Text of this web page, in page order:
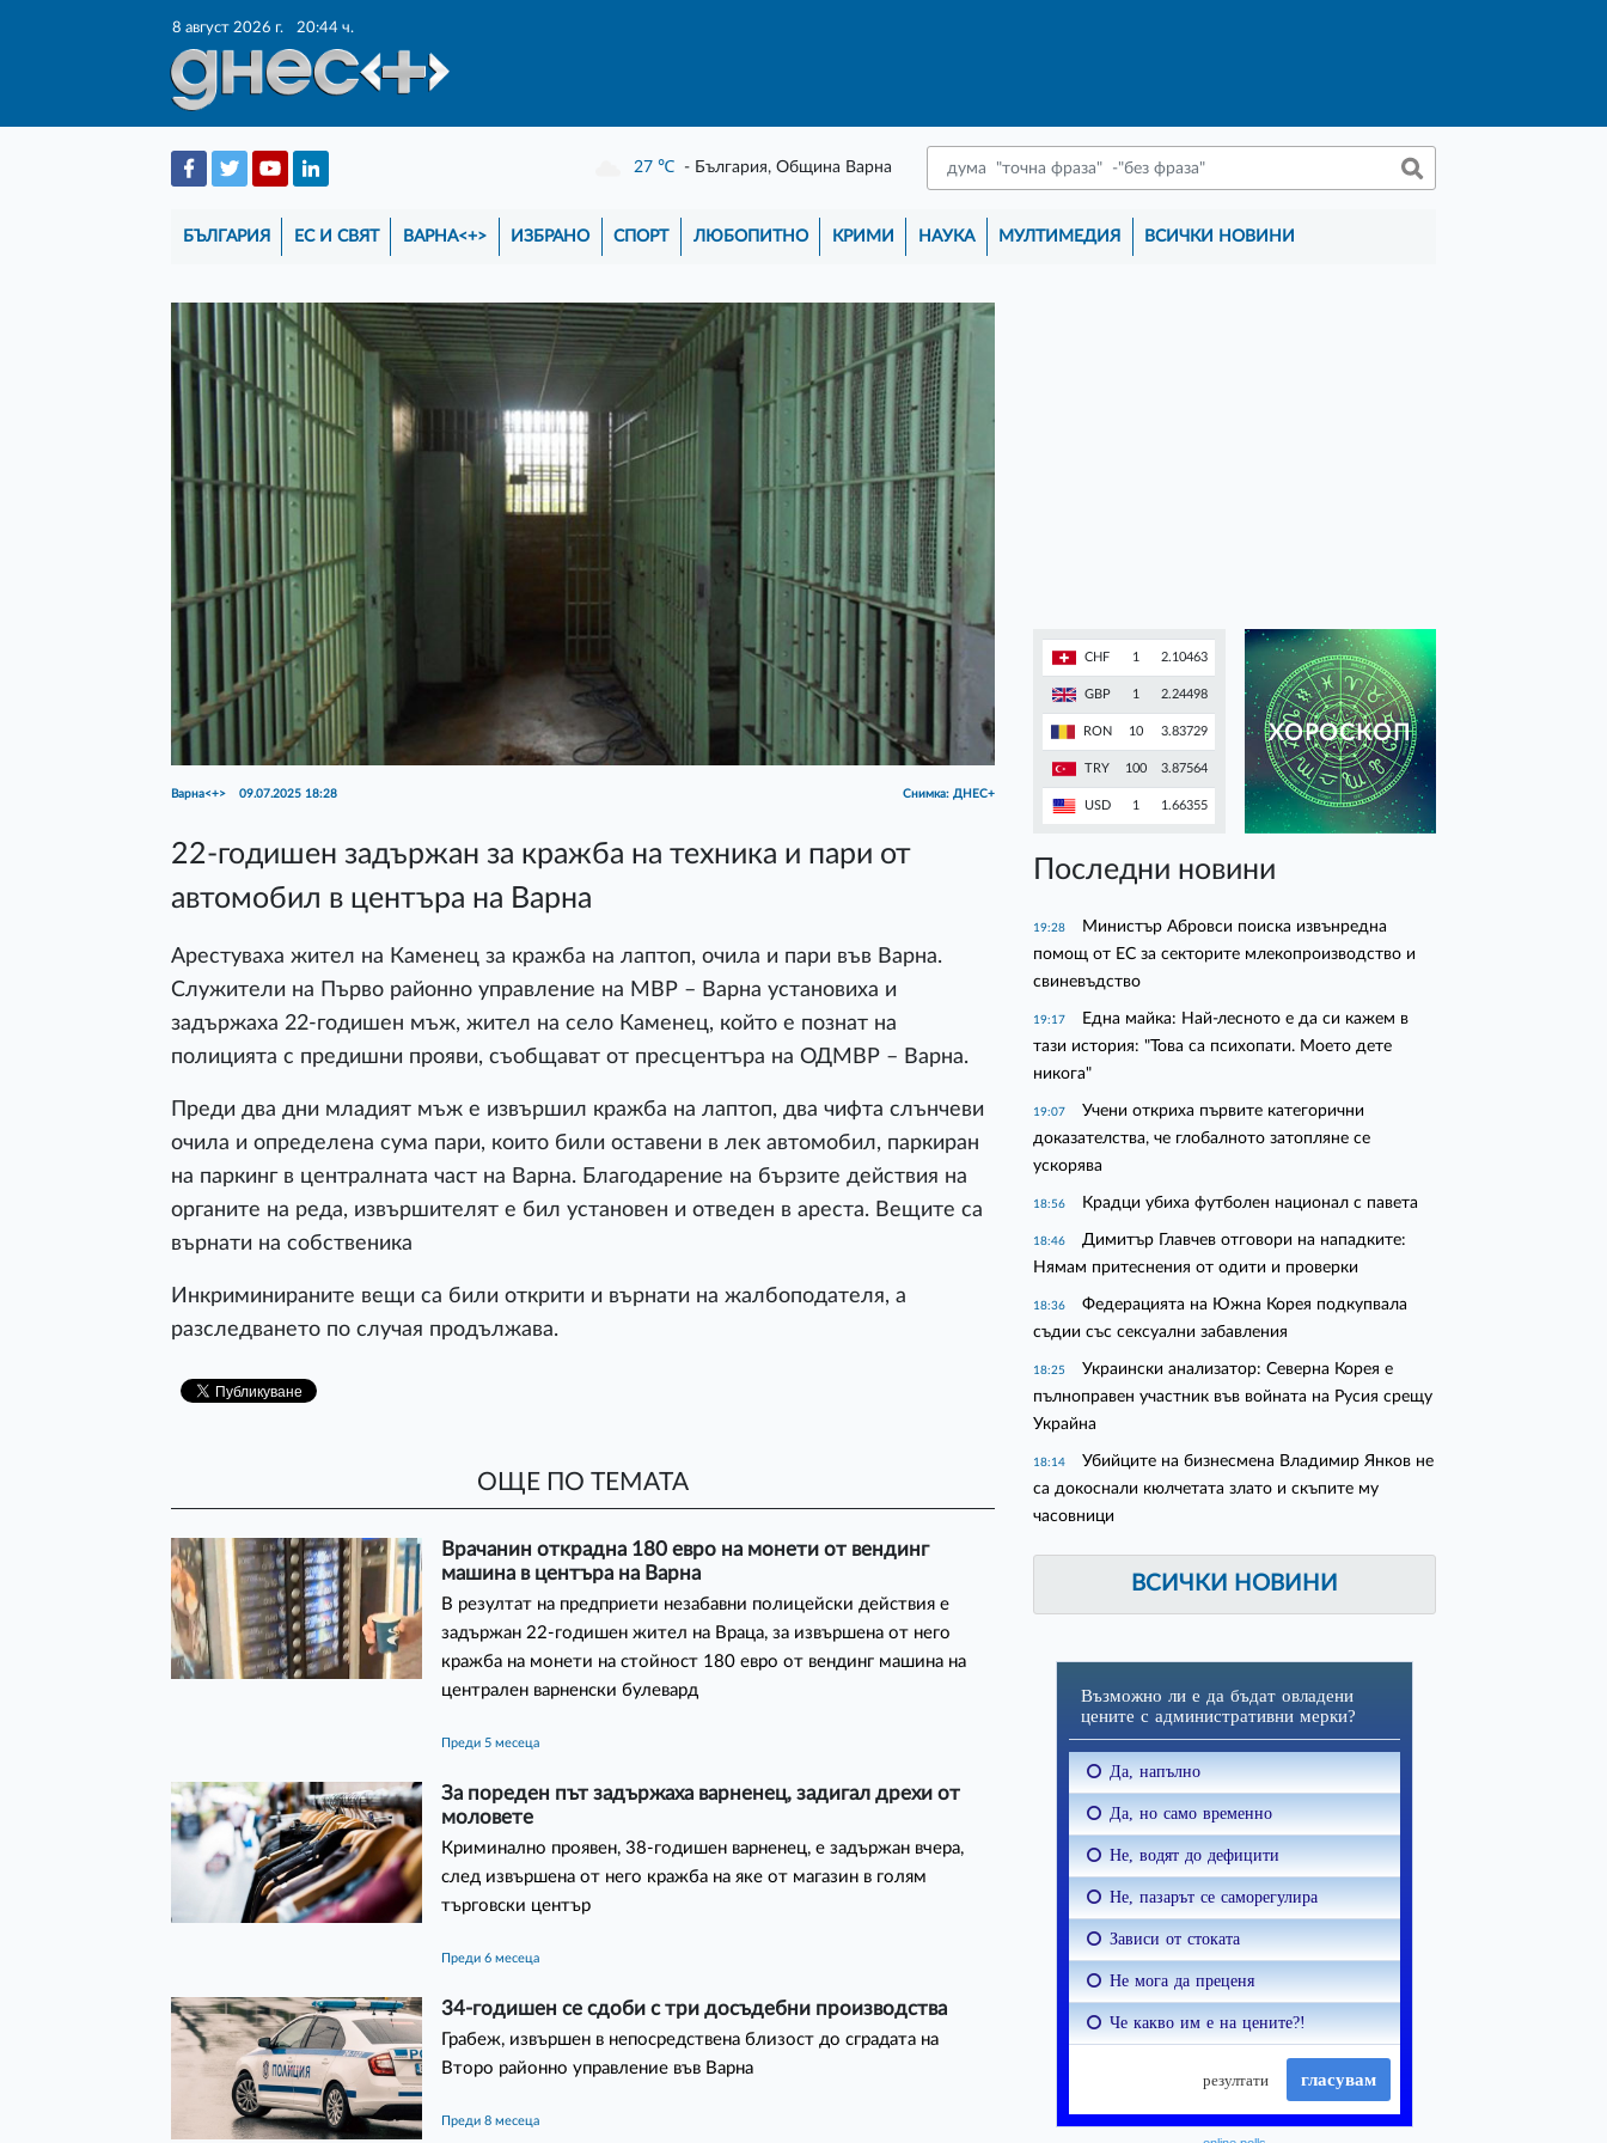
8 август 2026 г. 20:44 ч.
27 ℃ - България, Община Варна
БЪЛГАРИЯ ЕС И СВЯТ ВАРНА<+> ИЗБРАНО СПОРТ ЛЮБОПИТНО КРИМИ НАУКА МУЛТИМЕДИЯ ВСИЧКИ НОВИНИ
Варна<+> 09.07.2025 18:28 Снимка: ДНЕС+
22-годишен задържан за кражба на техника и пари от
автомобил в центъра на Варна
Арестуваха жител на Каменец за кражба на лаптоп, очила и пари във Варна.
Служители на Първо районно управление на МВР – Варна установиха и
задържаха 22-годишен мъж, жител на село Каменец, който е познат на
полицията с предишни прояви, съобщават от пресцентъра на ОДМВР – Варна.
Преди два дни младият мъж е извършил кражба на лаптоп, два чифта слънчеви
очила и определена сума пари, които били оставени в лек автомобил, паркиран
на паркинг в централната част на Варна. Благодарение на бързите действия на
органите на реда, извършителят е бил установен и отведен в ареста. Вещите са
върнати на собственика
Инкриминираните вещи са били открити и върнати на жалбоподателя, а
разследването по случая продължава.
ОЩЕ ПО ТЕМАТА
Врачанин открадна 180 евро на монети от вендинг
машина в центъра на Варна
В резултат на предприети незабавни полицейски действия е
задържан 22-годишен жител на Враца, за извършена от него
кражба на монети на стойност 180 евро от вендинг машина на
централен варненски булевард
преди 5 месеца
За пореден път задържаха варненец, задигал дрехи от
моловете
Криминално проявен, 38-годишен варненец, е задържан вчера,
след извършена от него кражба на яке от магазин в голям
търговски център
преди 6 месеца
34-годишен се сдоби с три досъдебни производства
Грабеж, извършен в непосредствена близост до сградата на
Второ районно управление във Варна
преди 8 месеца
CHF 1 2.10463
GBP 1 2.24498
RON 10 3.83729
TRY 100 3.87564
USD 1 1.66355
ХОРОСКОП
Последни новини
19:28
Министър Абровси поиска извънредна
помощ от ЕС за секторите млекопроизводство и
свиневъдство
19:17
Една майка: Най-лесното е да си кажем в
тази история: "Това са психопати. Моето дете
никога"
19:07
Учени откриха първите категорични
доказателства, че глобалното затопляне се
ускорява
18:56 Крадци убиха футболен национал с павета
18:46
Димитър Главчев отговори на нападките:
Нямам притеснения от одити и проверки
18:36
Федерацията на Южна Корея подкупвала
съдии със сексуални забавления
18:25
Украински анализатор: Северна Корея е
пълноправен участник във войната на Русия срещу
Украйна
18:14
Убийците на бизнесмена Владимир Янков не
са докоснали кюлчетата злато и скъпите му
часовници
ВСИЧКИ НОВИНИ